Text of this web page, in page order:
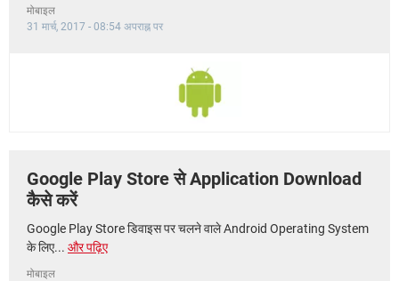
मोबाइल
31 मार्च, 2017 - 08:54 अपराह्न पर
Google Play Store से Application Download
कैसे करें
Google Play Store डिवाइस पर चलने वाले Android Operating System
के लिए... और पढ़िए
मोबाइल